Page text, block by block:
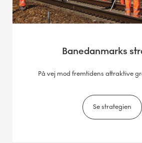
Banedanmarks
På vej mod fremtidens attraktive
Se strategien